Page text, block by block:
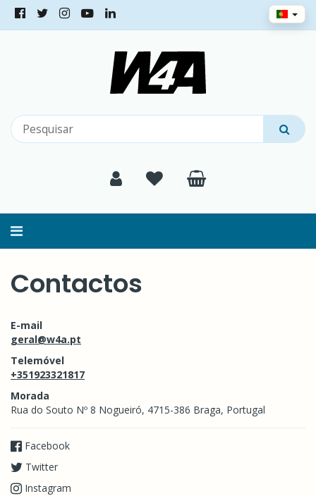
Alternar
navegação
Contactos
E-mail
geral@w4a.pt
Telemóvel
+351923321817
Morada
Rua do Souto Nº 8 Nogueiró, 4715-386 Braga, Portugal
Facebook
Twitter
Instagram